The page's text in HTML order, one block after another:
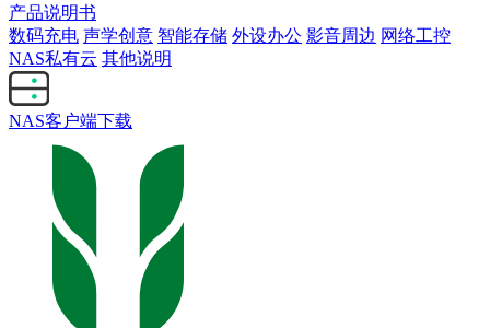
产品说明书
数码充电 声学创意 智能存储 外设办公 影音周边 网络工控
NAS私有云 其他说明
NAS客户端下载